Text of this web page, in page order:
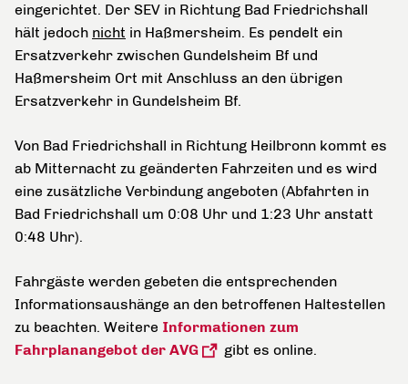
eingerichtet. Der SEV in Richtung Bad Friedrichshall
hält jedoch nicht in Haßmersheim. Es pendelt ein
Ersatzverkehr zwischen Gundelsheim Bf und
Haßmersheim Ort mit Anschluss an den übrigen
Ersatzverkehr in Gundelsheim Bf.
Von Bad Friedrichshall in Richtung Heilbronn kommt es
ab Mitternacht zu geänderten Fahrzeiten und es wird
eine zusätzliche Verbindung angeboten (Abfahrten in
Bad Friedrichshall um 0:08 Uhr und 1:23 Uhr anstatt
0:48 Uhr).
Fahrgäste werden gebeten die entsprechenden
Informationsaushänge an den betroffenen Haltestellen
zu beachten. Weitere Informationen zum
Fahrplanangebot der AVG
gibt es online.